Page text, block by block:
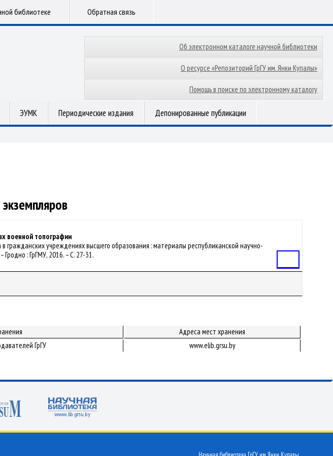
библиотеке Обратная связь
Об электронном каталоге научной библиотеки
О ресурсе «Репозиторий ГрГУ им. Янки Купалы»
Помощь в поиске по электронному каталогу
ЭУМК Периодические издания Депонированные публикации
военной топографии
гражданских учреждениях высшего образования : материалы республиканской научно-
: ГрГМУ, 2016. – С. 27-31.
Адреса мест хранения
ГрГУ www.elib.grsu.by